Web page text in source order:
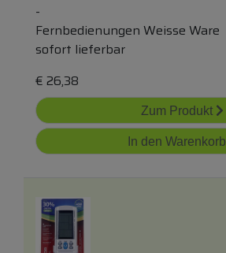
-
Fernbedienungen Weisse Ware
sofort lieferbar
€ 26,38
Zum Produkt
In den Warenkorb